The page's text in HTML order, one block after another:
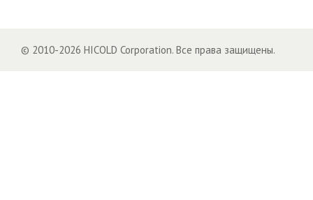
© 2010-2026 HICOLD Corporation. Все права защищены.